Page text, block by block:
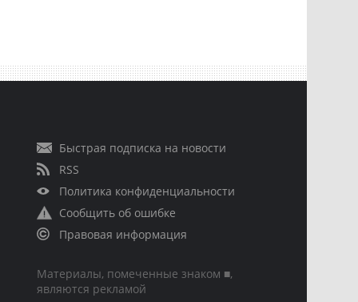
Быстрая подписка на новости
RSS
Политика конфиденциальности
Сообщить об ошибке
Правовая информация
Материалы, помеченные знаком ■,
являются рекламой